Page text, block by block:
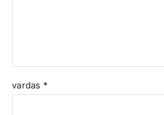
vardas *